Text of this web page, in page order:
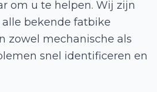
om u te helpen. Wij zijn
bekende fatbike
zowel mechanische als
snel identificeren en